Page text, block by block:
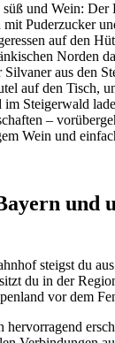
und Wein: Der
Puderzucker
auf den
Norden
aus den
auf den Tisch,
im Steigerwald
–
Wein und
und
steigst du
du in der
vor dem